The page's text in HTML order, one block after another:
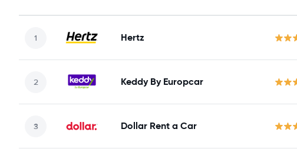
Hertz
Keddy By Europcar
Dollar Rent a Car